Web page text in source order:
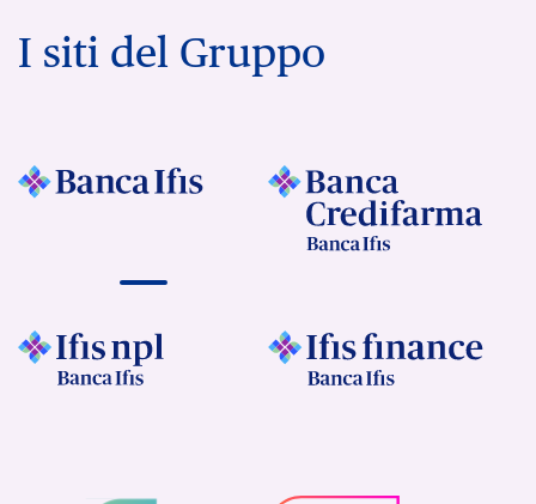
I siti del Gruppo